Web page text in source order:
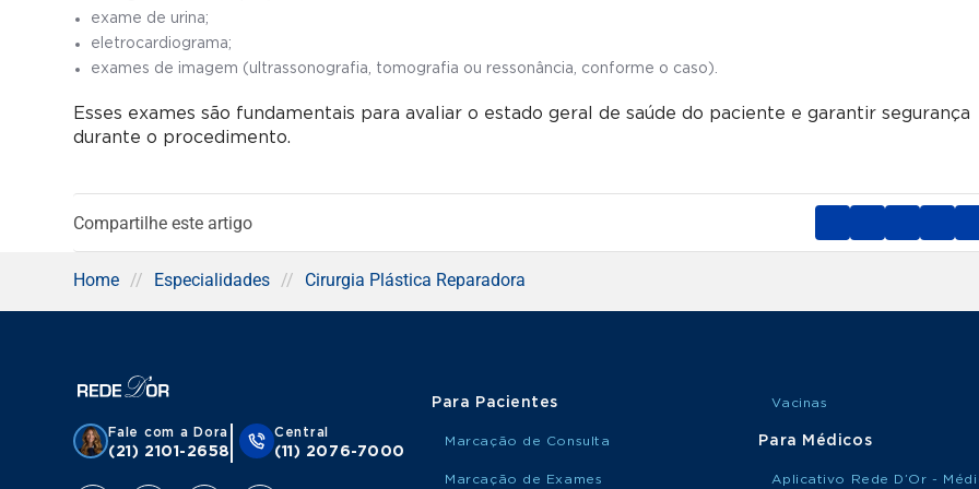
exame de urina;
eletrocardiograma;
exames de imagem (ultrassonografia, tomografia ou ressonância, conforme o caso).
Esses exames são fundamentais para avaliar o estado geral de saúde do paciente e garantir segurança
durante o procedimento.
Compartilhe este artigo
Home // Especialidades // Cirurgia Plástica Reparadora
Fale com a Dora
(21) 2101-2658
Central
(11) 2076-7000
Para Pacientes
Marcação de Consulta
Marcação de Exames
Vacinas
Para Médicos
Aplicativo Rede D’Or -